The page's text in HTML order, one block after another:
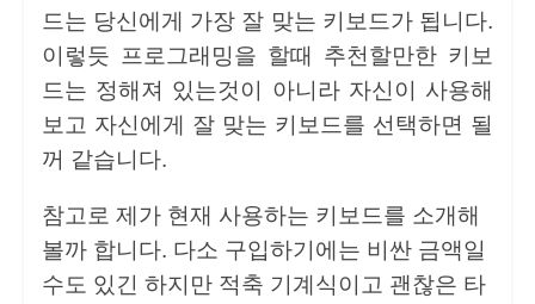
드는 당신에게 가장 잘 맞는 키보드가 됩니다.
이렇듯 프로그래밍을 할때 추천할만한 키보
드는 정해져 있는것이 아니라 자신이 사용해
보고 자신에게 잘 맞는 키보드를 선택하면 될
꺼 같습니다.
참고로 제가 현재 사용하는 키보드를 소개해
볼까 합니다. 다소 구입하기에는 비싼 금액일
수도 있긴 하지만 적축 기계식이고 괜찮은 타